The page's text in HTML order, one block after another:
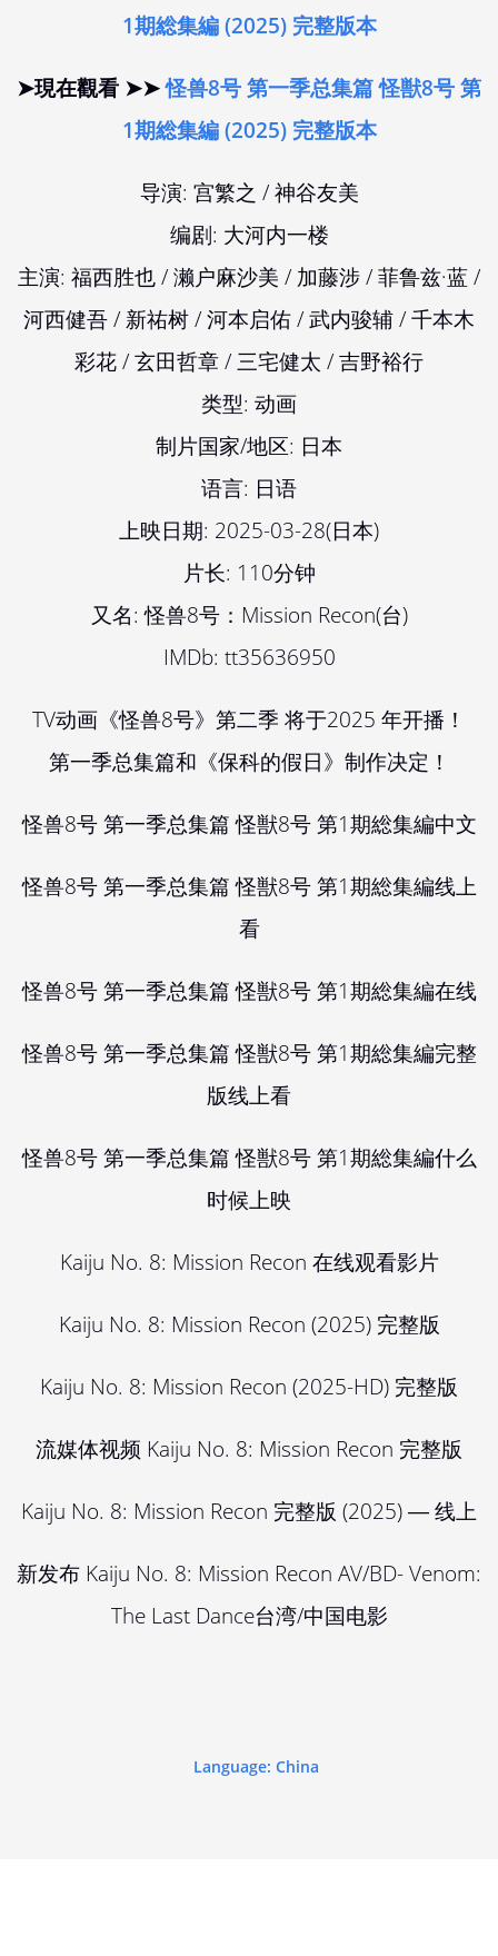
1期総集編 (2025) 完整版本
➤現在觀看 ➤➤怪兽8号 第一季总集篇 怪獣8号 第
1期総集編 (2025) 完整版本
导演: 宫繁之 / 神谷友美
编剧: 大河内一楼
主演: 福西胜也 / 濑户麻沙美 / 加藤涉 / 菲鲁兹·蓝 /
河西健吾 / 新祐树 / 河本启佑 / 武内骏辅 / 千本木
彩花 / 玄田哲章 / 三宅健太 / 吉野裕行
类型: 动画
制片国家/地区: 日本
语言: 日语
上映日期: 2025-03-28(日本)
片长: 110分钟
又名: 怪兽8号：Mission Recon(台)
IMDb: tt35636950
TV动画《怪兽8号》第二季 将于2025 年开播！
第一季总集篇和《保科的假日》制作决定！
怪兽8号 第一季总集篇 怪獣8号 第1期総集編中文
怪兽8号 第一季总集篇 怪獣8号 第1期総集編线上
看
怪兽8号 第一季总集篇 怪獣8号 第1期総集編在线
怪兽8号 第一季总集篇 怪獣8号 第1期総集編完整
版线上看
怪兽8号 第一季总集篇 怪獣8号 第1期総集編什么
时候上映
Kaiju No. 8: Mission Recon 在线观看影片
Kaiju No. 8: Mission Recon (2025) 完整版
Kaiju No. 8: Mission Recon (2025-HD) 完整版
流媒体视频 Kaiju No. 8: Mission Recon 完整版
Kaiju No. 8: Mission Recon 完整版 (2025) ― 线上
新发布 Kaiju No. 8: Mission Recon AV/BD- Venom:
The Last Dance台湾/中国电影
Language: China